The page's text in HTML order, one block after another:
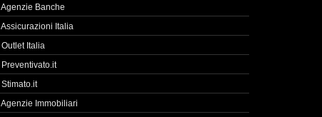
Agenzie Banche
Assicurazioni Italia
Outlet Italia
Preventivato.it
Stimato.it
Agenzie Immobiliari